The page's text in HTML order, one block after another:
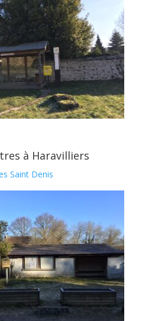
à Haravilliers
Saint Denis